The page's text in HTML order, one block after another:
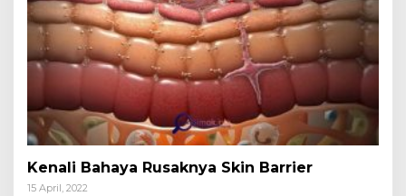
Kenali Bahaya Rusaknya Skin Barrier
15 April, 2022